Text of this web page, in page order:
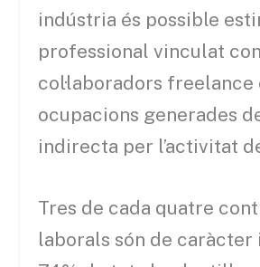
indústria és possible
professional vinculat
col·laboradors freelance
ocupacions generades
indirecta per l’activitat
Tres de cada quatre
laborals són de